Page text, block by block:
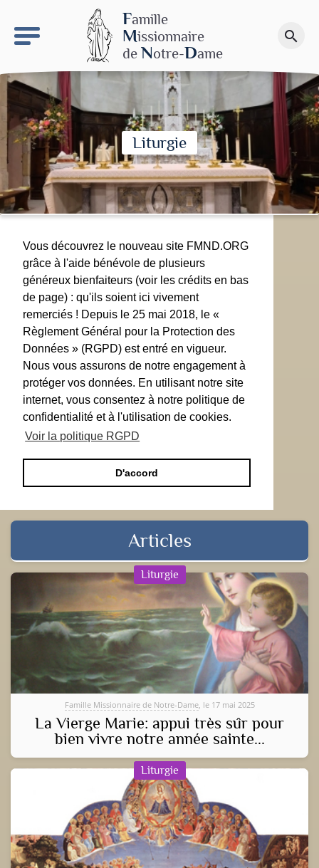
Famille
Missionnaire
de Notre-Dame
search
Faire un don
Liturgie
Vous découvrez le nouveau site FMND.ORG
grâce à l'aide bénévole de plusieurs
généreux bienfaiteurs (voir les crédits en bas
de page) : qu'ils soient ici vivement
remerciés ! Depuis le 25 mai 2018, le «
Règlement Général pour la Protection des
Données » (RGPD) est entré en vigueur.
Nous vous assurons de notre engagement à
protéger vos données. En utilisant notre site
internet, vous consentez à notre politique de
confidentialité et à l'utilisation de cookies.
Voir la politique RGPD
D'accord
Articles
Liturgie
Famille Missionnaire de Notre-Dame, le 17 mai 2025
La Vierge Marie: appui très sûr pour
bien vivre notre année sainte...
Liturgie